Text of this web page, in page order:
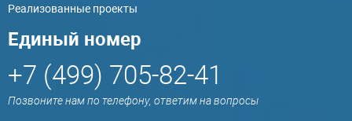
Реализованные проекты
Единый номер
+7 (499) 705-82-41
Позвоните нам по телефону, ответим на вопросы